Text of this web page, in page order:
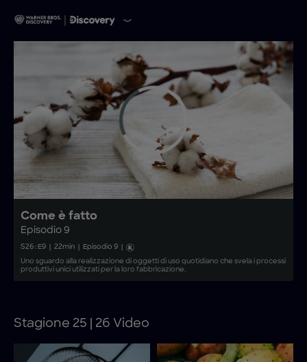
Come è fatto
Episodio 9
S26: E9 22min Episodio 9
Uno sguardo alla realizzazione di oggetti di uso quotidiano che svela i processi
produttivi unici utilizzati per la loro fabbricazione.
Stagione 25 | 26 Video